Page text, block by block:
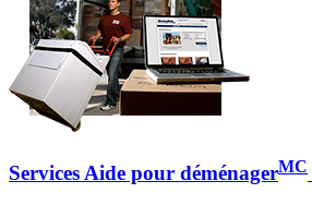
Services Aide pour déménagerMC